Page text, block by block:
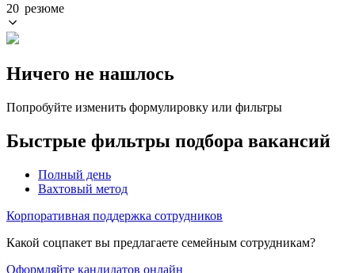
20 резюме
Ничего не нашлось
Попробуйте изменить формулировку или фильтры
Быстрые фильтры подбора вакансий
Полный день
Вахтовый метод
Корпоративная поддержка сотрудников
Какой соцпакет вы предлагаете семейным сотрудникам?
Оформляйте кандидатов онлайн